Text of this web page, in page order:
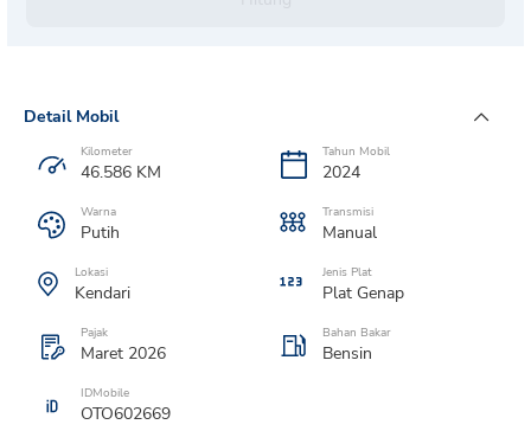
Detail Mobil
Kilometer
46.586 KM
Tahun Mobil
2024
Warna
Putih
Transmisi
Manual
Lokasi
Kendari
Jenis Plat
Plat Genap
Pajak
Maret 2026
Bahan Bakar
Bensin
IDMobile
OTO602669